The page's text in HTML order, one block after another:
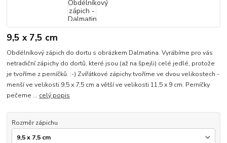
9,5 x 7,5 cm
Obdélníkový zápich do dortu s obrázkem Dalmatina. Vyrábíme pro vás
netradiční zápichy do dortů, které jsou (až na špejli) celé jedlé, protože
je tvoříme z perníčků. :-) Zvířátkové zápichy tvoříme ve dvou velikostech -
menší ve velikosti 9,5 x 7,5 cm a větší ve velikosti 11,5 x 9 cm. Perníčky
pečeme ... celý popis
Rozměr zápichu